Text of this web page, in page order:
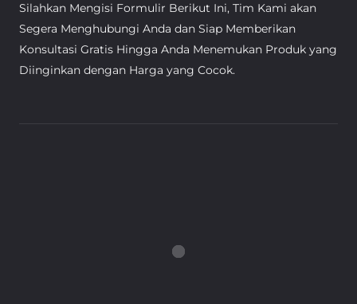
Silahkan Mengisi Formulir Berikut Ini, Tim Kami akan
Segera Menghubungi Anda dan Siap Memberikan
Konsultasi Gratis Hingga Anda Menemukan Produk yang
Diinginkan dengan Harga yang Cocok.